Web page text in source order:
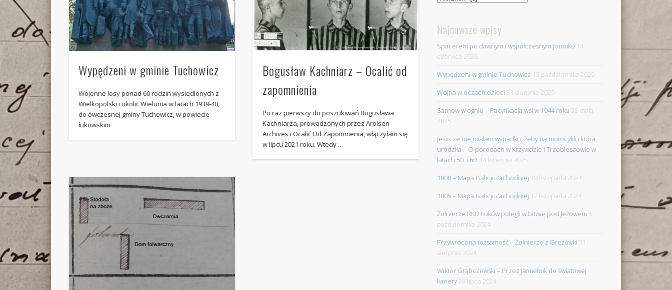
Wypędzeni w gminie Tuchowicz
Wojenne losy ponad 60 rodzin wysiedlonych z
Wielkopolski i okolic Wielunia w latach 1939-40,
do ówczesnej gminy Tuchowicz, w powiecie
łukowskim
Bogusław Kachniarz – Ocalić od
zapomnienia
Po raz pierwszy do poszukiwań Bogusława
Kachniarza, prowadzonych przez Arolsen
Archives i Ocalić Od Zapomnienia, włączyłam się
w lipcu 2021 roku. Wtedy …
Najnowsze wpisy
Spacerem po dawnym i współczesnym Jonniku 14
czerwca 2026
Wypędzeni w gminie Tuchowicz 13 października 2025
Wojna w oczach dzieci 31 sierpnia 2025
Sarnów w ogniu – Pacyfikacja wsi w 1944 roku 23 maja
2025
Jeszcze nie miałam wypadku, żeby na motocyklu która
urodziła – O porodach w Krzywdzie i Trzebieszowie w
latach 50. i 60. 14 kwietnia 2025
1808 – Mapa Galicji Zachodniej 19 listopada 2024
1805 – Mapa Galicji Zachodniej 17 listopada 2024
Żołnierze RKU Łuków polegli w bitwie pod Jeżowem 6
października 2024
Przywrócona tożsamość – Żołnierze z Gręzówki 31
sierpnia 2024
Wiktor Grąbczewski – Przez Jamielnik do światowej
kariery 28 lipca 2024